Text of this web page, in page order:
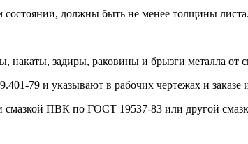
должны быть не менее толщины листа.
накаты, задиры, раковины и брызги металла от
79 и указывают в рабочих чертежах и заказе
ПВК по ГОСТ 19537-83 или другой